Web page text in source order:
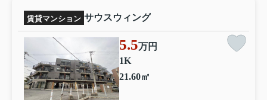
賃貸マンション サウスウィング
5.5万円
1K
21.60㎡